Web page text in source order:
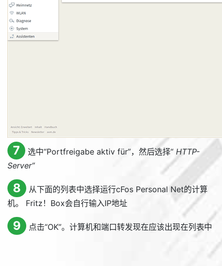
7 选中“Portfreigabe aktiv für”，然后选择“ HTTP-
Server”
8
从下面的列表中选择运行cFos Personal Net的计算
机。 Fritz！Box会自行输入IP地址
9 点击“OK”。计算机和端口转发现在应该出现在列表中